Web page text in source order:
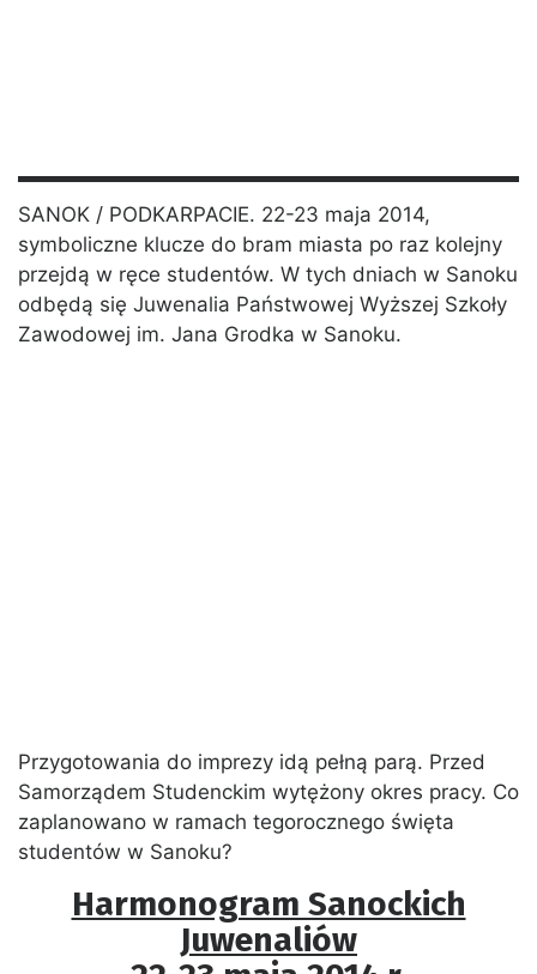
SANOK / PODKARPACIE. 22-23 maja 2014,
symboliczne klucze do bram miasta po raz kolejny
przejdą w ręce studentów. W tych dniach w Sanoku
odbędą się Juwenalia Państwowej Wyższej Szkoły
Zawodowej im. Jana Grodka w Sanoku.
Przygotowania do imprezy idą pełną parą. Przed
Samorządem Studenckim wytężony okres pracy. Co
zaplanowano w ramach tegorocznego święta
studentów w Sanoku?
Harmonogram Sanockich
Juwenaliów